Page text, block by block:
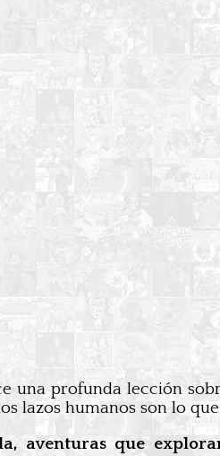
una profunda lección
lazos humanos son lo
aventuras que